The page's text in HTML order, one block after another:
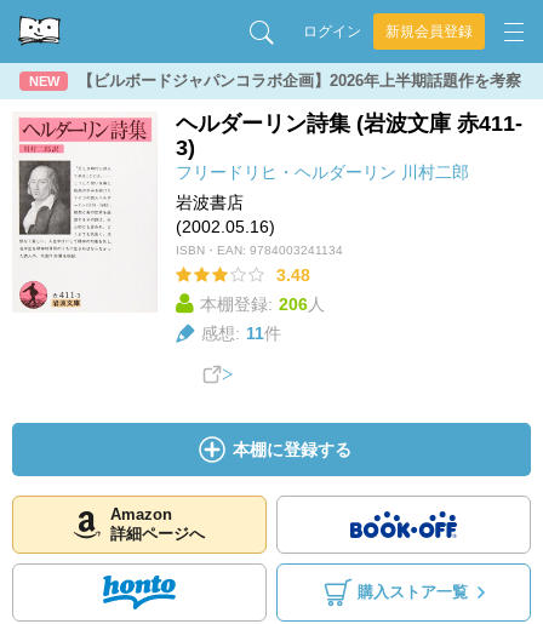
ログイン 新規会員登録
NEW 【ビルボードジャパンコラボ企画】2026年上半期話題作を考察
ヘルダーリン詩集 (岩波文庫 赤411-
3)
フリードリヒ・ヘルダーリン 川村二郎
岩波書店
(2002.05.16)
ISBN・EAN: 9784003241134
3.48
本棚登録: 206人
感想: 11件
本棚に登録する
Amazon
詳細ページへ
購入ストア一覧